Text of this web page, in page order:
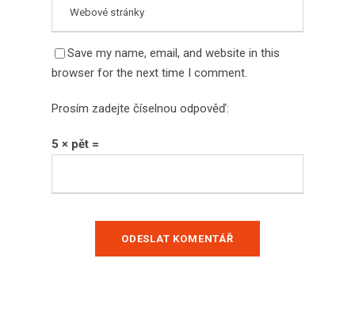
Save my name, email, and website in this
browser for the next time I comment.
Prosím zadejte číselnou odpověď:
5 × pět =